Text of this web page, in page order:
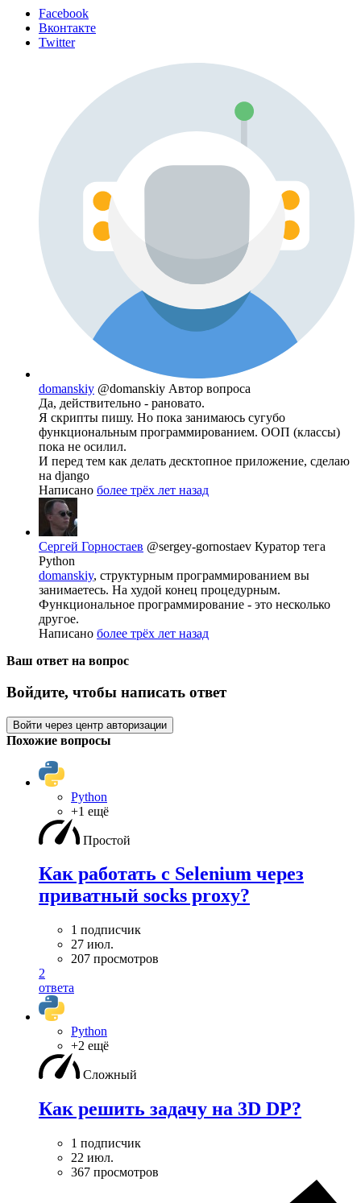
Facebook
Вконтакте
Twitter
domanskiy @domanskiy Автор вопроса
Да, действительно - рановато.
Я скрипты пишу. Но пока занимаюсь сугубо
функциональным программированием. ООП (классы)
пока не осилил.
И перед тем как делать десктопное приложение, сделаю
на django
Написано более трёх лет назад
Сергей Горностаев @sergey-gornostaev Куратор тега
Python
domanskiy, структурным программированием вы
занимаетесь. На худой конец процедурным.
Функциональное программирование - это несколько
другое.
Написано более трёх лет назад
Ваш ответ на вопрос
Войдите, чтобы написать ответ
Войти через центр авторизации
Похожие вопросы
Python
+1 ещё
Простой
Как работать с Selenium через
приватный socks proxy?
1 подписчик
27 июл.
207 просмотров
2
ответа
Python
+2 ещё
Сложный
Как решить задачу на 3D DP?
1 подписчик
22 июл.
367 просмотров